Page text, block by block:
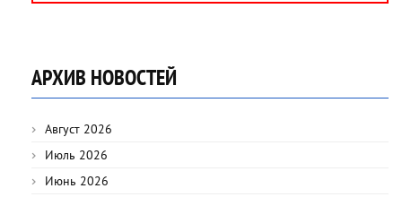
АРХИВ НОВОСТЕЙ
Август 2026
Июль 2026
Июнь 2026